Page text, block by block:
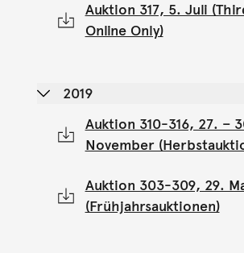
Auktion 317, 5. Juli
Online Only)
2019
Auktion 310-316, 27. –
November
Auktion 303-309, 29.
(Frühjahrsauktionen)